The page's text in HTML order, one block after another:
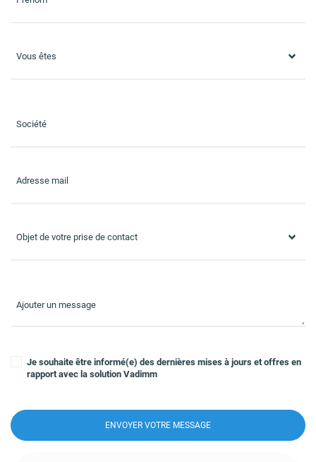
Vous êtes
Société
Adresse mail
Objet de votre prise de contact
Ajouter un message
Je souhaite être informé(e) des dernières mises à jours et offres en
rapport avec la solution Vadimm